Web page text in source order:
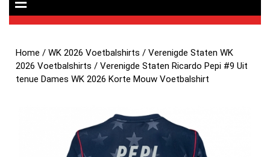
Home /WK 2026 Voetbalshirts /Verenigde Staten WK
2026 Voetbalshirts / Verenigde Staten Ricardo Pepi #9 Uit
tenue Dames WK 2026 Korte Mouw Voetbalshirt